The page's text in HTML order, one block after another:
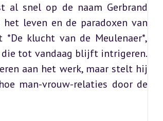
al snel op de naam Gerbrand
leven en de paradoxen van
klucht van de Meulenaer*,
die tot vandaag blijft intrigeren.
aan het werk, maar stelt hij
man-vrouw-relaties door de